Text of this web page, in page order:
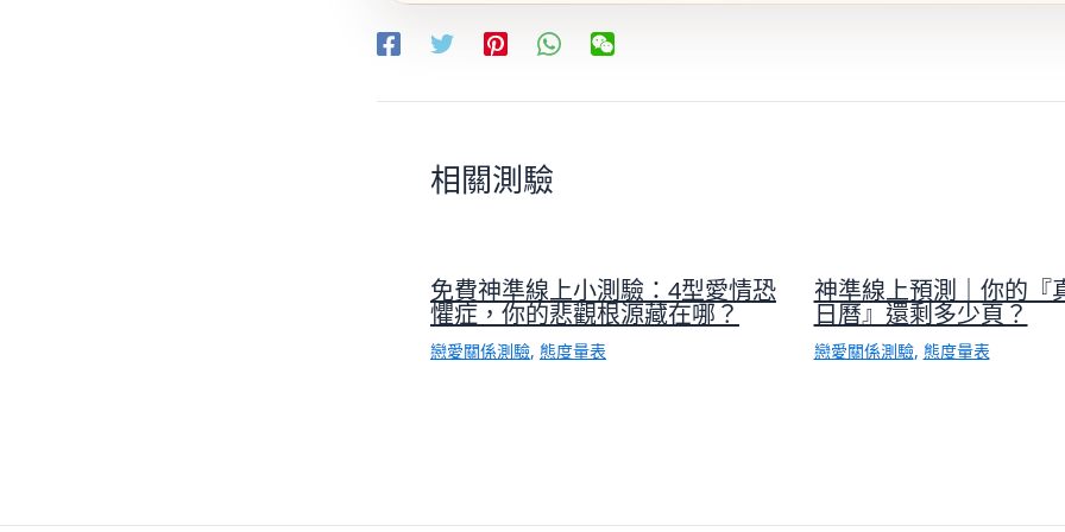
相關測驗
免費神準線上小測驗：4型愛情恐
懼症，你的悲觀根源藏在哪？
戀愛關係測驗, 態度量表
神準線上預測｜你的『
日曆』還剩多少頁？
戀愛關係測驗, 態度量表